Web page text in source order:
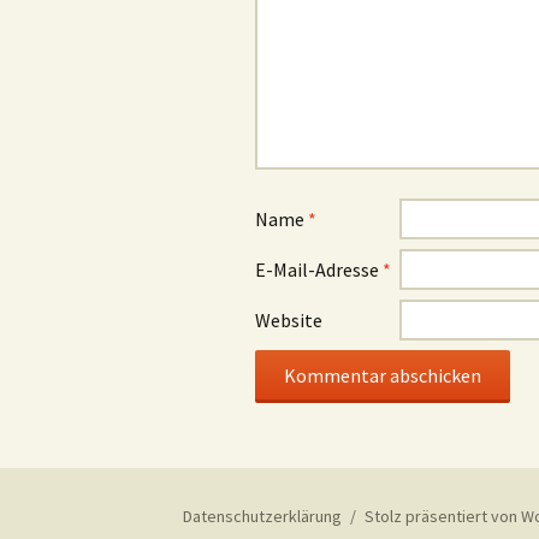
Name *
E-Mail-Adresse *
Website
Datenschutzerklärung Stolz präsentiert von